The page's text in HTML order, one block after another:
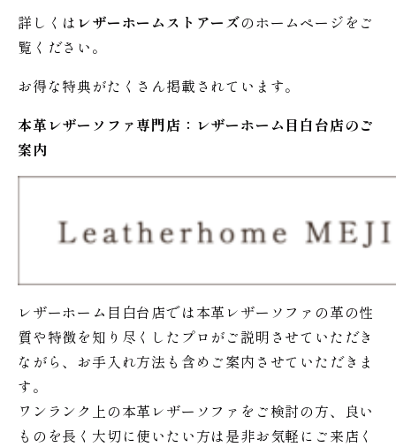
詳しくは レザーホームストアーズのホームページをご
覧ください。
お得な特典がたくさん掲載されています。
本革レザーソファ専門店：レザーホーム 目白台店のご
案内
レザーホーム目白台店では本革レザーソファの革の性
質や特徴を知り尽くしたプロがご説明させていただき
ながら、お手入れ方法も含めご案内させていただきま
す。
ワンランク上の本革レザーソファをご検討の方、良い
ものを長く大切に使いたい方は是非お気軽にご来店く